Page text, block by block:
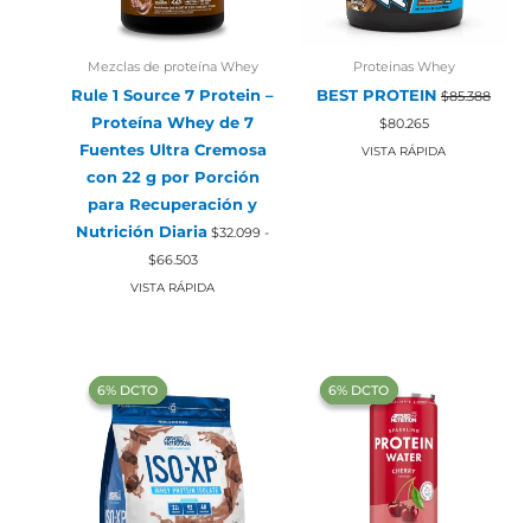
Mezclas de proteína Whey
Rule 1 Source 7 Protein –
Proteína Whey de 7
Fuentes Ultra Cremosa
con 22 g por Porción
para Recuperación y
Nutrición Diaria $32.099 -
$66.503Rango
de
precios:
VISTA RÁPIDA
Proteinas Whey
BEST PROTEIN $85.388
El
precio
original
$80.265El
precio
actual
VISTA RÁPIDA
‍6% DCTO‍‍
‍6% DCTO‍‍ ‍6% DCTO‍‍
‍6% DCTO‍‍